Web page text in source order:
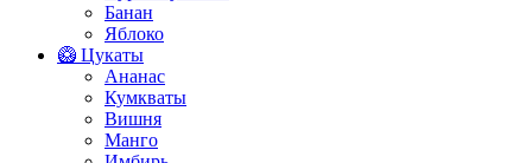
Банан
Яблоко
🥝 Цукаты
Ананас
Кумкваты
Вишня
Манго